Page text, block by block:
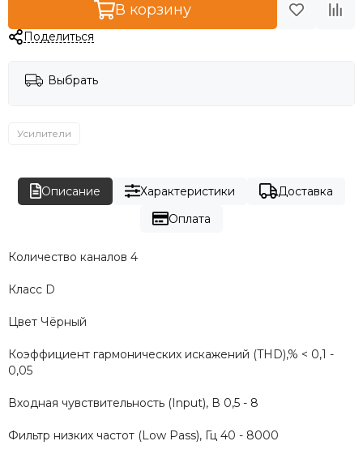
В корзину
Поделиться
Выбрать
Усилители
Описание Характеристики
Доставка
Оплата
Количество каналов 4
Класс D
Цвет Чёрный
Коэффициент гармонических искажений (THD),% < 0,1 -
0,05
Входная чувствительность (Input), В 0,5 - 8
Фильтр низких частот (Low Pass), Гц 40 - 8000